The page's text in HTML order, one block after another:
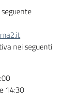
nei seguenti
14:30